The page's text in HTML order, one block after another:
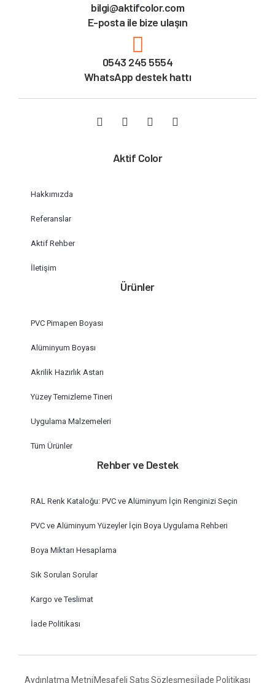
bilgi@aktifcolor.com
E-posta ile bize ulaşın
0543 245 5554
WhatsApp destek hattı
Aktif Color
Hakkımızda
Referanslar
Aktif Rehber
İletişim
Ürünler
PVC Pimapen Boyası
Alüminyum Boyası
Akrilik Hazırlık Astarı
Yüzey Temizleme Tineri
Uygulama Malzemeleri
Tüm Ürünler
Rehber ve Destek
RAL Renk Kataloğu: PVC ve Alüminyum İçin Renginizi Seçin
PVC ve Alüminyum Yüzeyler İçin Boya Uygulama Rehberi
Boya Miktarı Hesaplama
Sık Sorulan Sorular
Kargo ve Teslimat
İade Politikası
Aydınlatma Metni Mesafeli Satış Sözleşmesiİade Politikası